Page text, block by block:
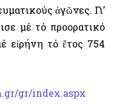
ἀγῶνες. Γι’
μέ τό προορατικό
εἰρήνη τό ἔτος 754
gr/index.aspx